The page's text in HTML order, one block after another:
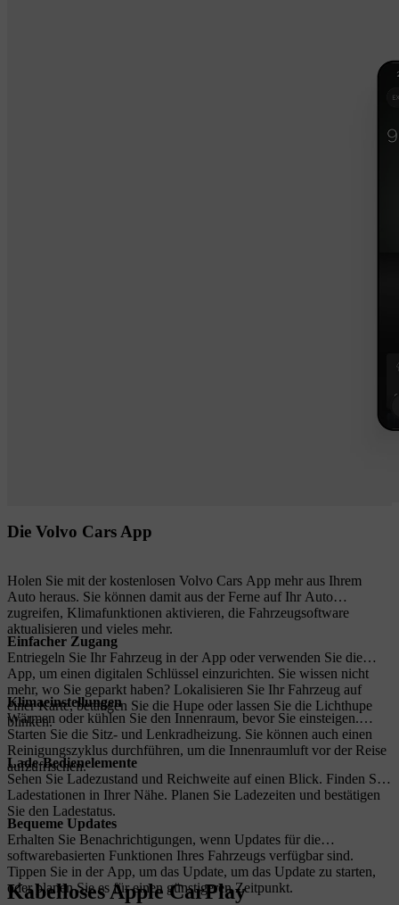
Die Volvo Cars App
Holen Sie mit der kostenlosen Volvo Cars App mehr aus Ihrem
Auto heraus. Sie können damit aus der Ferne auf Ihr Auto
zugreifen, Klimafunktionen aktivieren, die Fahrzeugsoftware
aktualisieren und vieles mehr.
Einfacher Zugang
Entriegeln Sie Ihr Fahrzeug in der App oder verwenden Sie die
App, um einen digitalen Schlüssel einzurichten. Sie wissen nicht
mehr, wo Sie geparkt haben? Lokalisieren Sie Ihr Fahrzeug auf
einer Karte, betätigen Sie die Hupe oder lassen Sie die Lichthupe
blinken.
Klimaeinstellungen
Wärmen oder kühlen Sie den Innenraum, bevor Sie einsteigen.
Starten Sie die Sitz- und Lenkradheizung. Sie können auch einen
Reinigungszyklus durchführen, um die Innenraumluft vor der Reise
aufzufrischen.
Lade-Bedienelemente
Sehen Sie Ladezustand und Reichweite auf einen Blick. Finden Sie
Ladestationen in Ihrer Nähe. Planen Sie Ladezeiten und bestätigen
Sie den Ladestatus.
Bequeme Updates
Erhalten Sie Benachrichtigungen, wenn Updates für die
softwarebasierten Funktionen Ihres Fahrzeugs verfügbar sind.
Tippen Sie in der App, um das Update, um das Update zu starten,
oder planen Sie es für einen günstigeren Zeitpunkt.
Kabelloses Apple CarPlay